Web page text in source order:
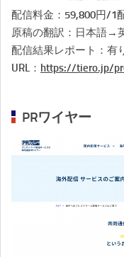
配信料金：59,800円/1
原稿の翻訳：日本語→
配信結果レポート：有
URL： https://tiero.jp/
PRワイヤー